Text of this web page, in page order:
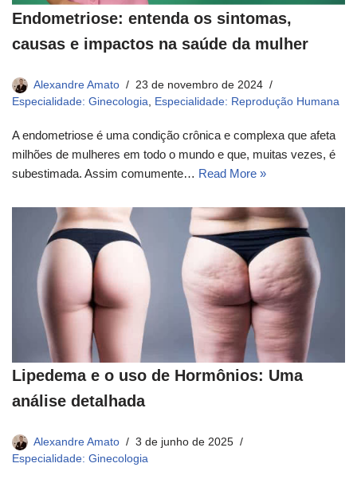
Endometriose: entenda os sintomas,
causas e impactos na saúde da mulher
Alexandre Amato
23 de novembro de 2024
Especialidade: Ginecologia
Especialidade: Reprodução Humana
A endometriose é uma condição crônica e complexa que afeta
milhões de mulheres em todo o mundo e que, muitas vezes, é
subestimada. Assim comumente… Read More »
Lipedema e o uso de Hormônios: Uma
análise detalhada
Alexandre Amato
3 de junho de 2025
Especialidade: Ginecologia